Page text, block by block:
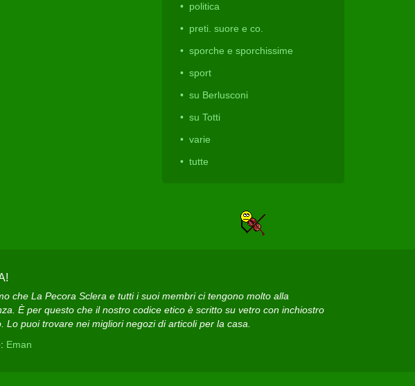
politica
preti. suore e co.
sporche e sporchissime
sport
su Berlusconi
su Totti
varie
tutte
che La Pecora Sclera e tutti i suoi membri ci tengono molto alla
È per questo che il nostro codice etico è scritto su vetro con inchiostro
Lo puoi trovare nei migliori negozi di articoli per la casa.
Eman